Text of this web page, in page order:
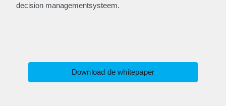
decision managementsysteem.
Download de whitepaper